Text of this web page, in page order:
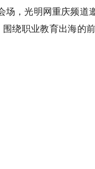
场，光明网重庆频
绕职业教育出海的